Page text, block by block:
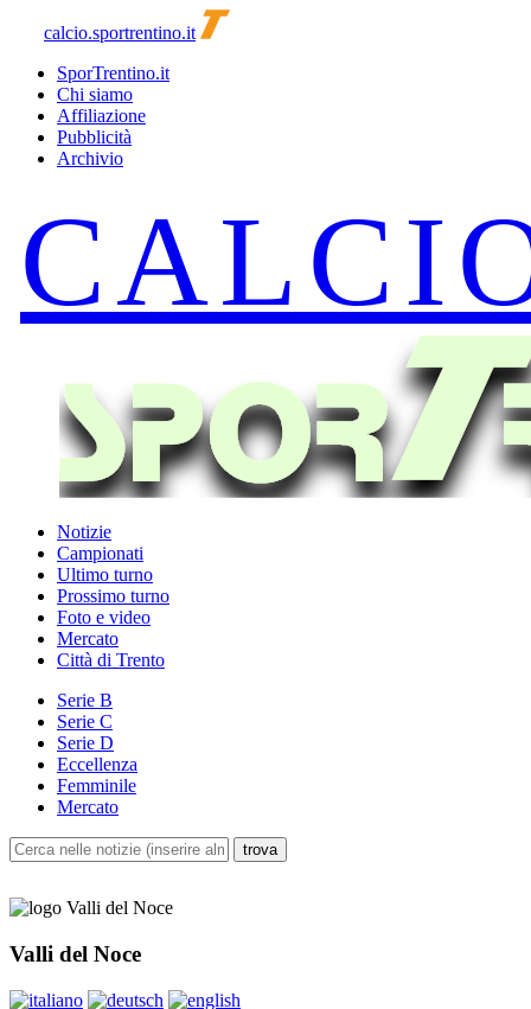
calcio.sportrentino.it
SporTrentino.it
Chi siamo
Affiliazione
Pubblicità
Archivio
Notizie
Campionati
Ultimo turno
Prossimo turno
Foto e video
Mercato
Città di Trento
Serie B
Serie C
Serie D
Eccellenza
Femminile
Mercato
Valli del Noce